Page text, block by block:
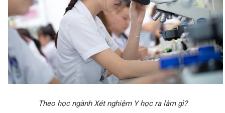
Theo học ngành Xét nghiệm Y học ra làm gì?